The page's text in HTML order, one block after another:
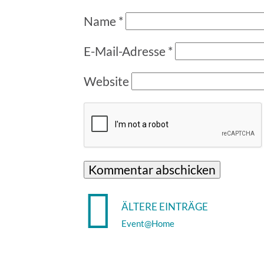
Name *
E-Mail-Adresse *
Website
ÄLTERE EINTRÄGE
Event@Home